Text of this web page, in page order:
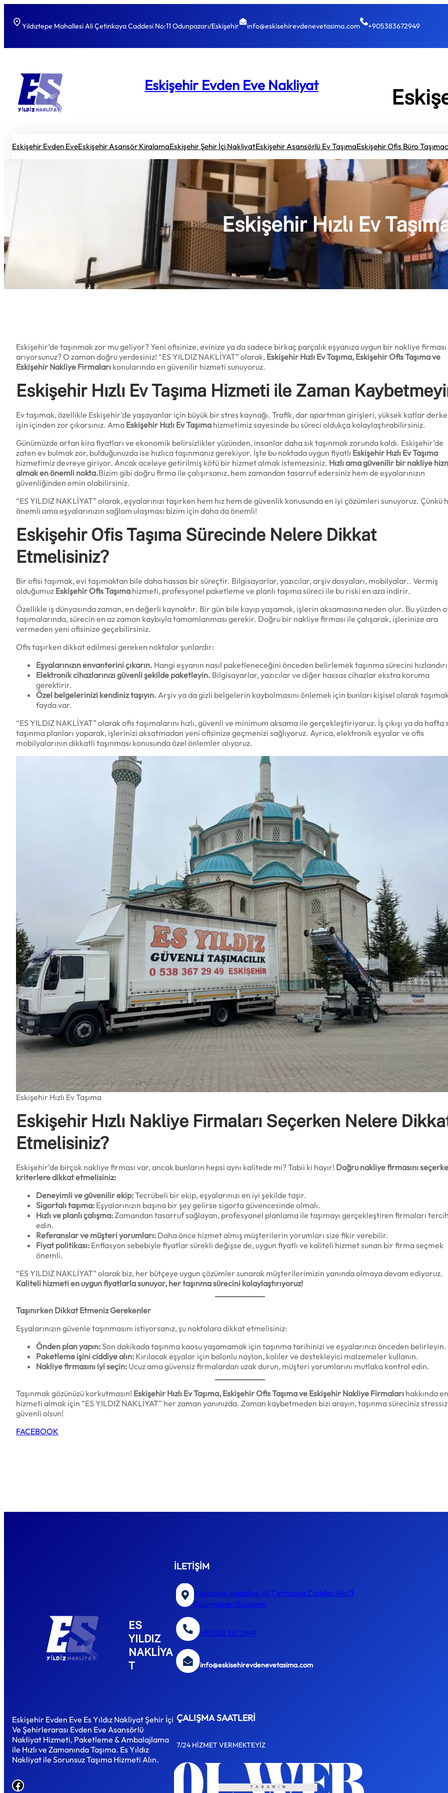
Yıldıztepe Mahallesi Ali Çetinkaya Caddesi No:11 Odunpazarı/Eskişehir info@eskisehirevdenevetasima.com +905383672949
Eskişehir Evden Eve Nakliyat
Eskişehir Evden EveEskişehir Asansör KiralamaEskişehir Şehir İçi NakliyatEskişehir Asansörlü Ev TaşımaEskişehir Ofis Büro
Eskişehir Hızlı Ev
Eskişehir’de taşınmak zor mu geliyor? Yeni ofisinize, evinize ya da sadece birkaç parçalık eşyanıza uygun bir nakliye firması
arıyorsunuz? O zaman doğru yerdesiniz! “ES YILDIZ NAKLİYAT” olarak, Eskişehir Hızlı Ev Taşıma, Eskişehir Ofis Taşıma ve
Eskişehir Nakliye Firmaları konularında en güvenilir hizmeti sunuyoruz.
Eskişehir Hızlı Ev Taşıma Hizmeti ile Zaman
Ev taşımak, özellikle Eskişehir’de yaşayanlar için büyük bir stres kaynağı. Trafik, dar apartman girişleri, yüksek katlar
işin içinden zor çıkarsınız. Ama Eskişehir Hızlı Ev Taşıma hizmetimiz sayesinde bu süreci oldukça kolaylaştırabilirsiniz.
Günümüzde artan kira fiyatları ve ekonomik belirsizlikler yüzünden, insanlar daha sık taşınmak zorunda kaldı. Eskişehir’de
zaten ev bulmak zor, bulduğunuzda ise hızlıca taşınmanız gerekiyor. İşte bu noktada uygun fiyatlı Eskişehir Hızlı Ev Taşıma
hizmetimiz devreye giriyor. Ancak aceleye getirilmiş kötü bir hizmet almak istemezsiniz. Hızlı ama güvenilir bir nakliye
almak en önemli nokta.Bizim gibi doğru firma ile çalışırsanız, hem zamandan tasarruf edersiniz hem de eşyalarınızın
güvenliğinden emin olabilirsiniz.
“ES YILDIZ NAKLİYAT” olarak, eşyalarınızı taşırken hem hız hem de güvenlik konusunda en iyi çözümleri sunuyoruz. Çünkü
önemli ama eşyalarınızın sağlam ulaşması bizim için daha da önemli!
Eskişehir Ofis Taşıma Sürecinde Nelere Dikkat
Etmelisiniz?
Bir ofisi taşımak, evi taşımaktan bile daha hassas bir süreçtir. Bilgisayarlar, yazıcılar, arşiv dosyaları, mobilyalar.. Vermiş
olduğumuz Eskişehir Ofis Taşıma hizmeti, profesyonel paketleme ve planlı taşıma süreci ile bu riski en aza indirir.
Özellikle iş dünyasında zaman, en değerli kaynaktır. Bir gün bile kayıp yaşamak, işlerin aksamasına neden olur. Bu yüzden
taşımalarında, sürecin en az zaman kaybıyla tamamlanması gerekir. Doğru bir nakliye firması ile çalışarak, işlerinize ara
vermeden yeni ofisinize geçebilirsiniz.
Ofis taşırken dikkat edilmesi gereken noktalar şunlardır:
Eşyalarınızın envanterini çıkarın. Hangi eşyanın nasıl paketleneceğini önceden belirlemek taşınma sürecini
Elektronik cihazlarınızı güvenli şekilde paketleyin. Bilgisayarlar, yazıcılar ve diğer hassas cihazlar ekstra koruma
gerektirir.
Özel belgelerinizi kendiniz taşıyın. Arşiv ya da gizli belgelerin kaybolmasını önlemek için bunları kişisel olarak
fayda var.
“ES YILDIZ NAKLİYAT” olarak ofis taşımalarını hızlı, güvenli ve minimum aksama ile gerçekleştiriyoruz. İş çıkışı ya da hafta
taşınma planları yaparak, işlerinizi aksatmadan yeni ofisinize geçmenizi sağlıyoruz. Ayrıca, elektronik eşyalar ve ofis
mobilyalarının dikkatli taşınması konusunda özel önlemler alıyoruz.
Eskişehir Hızlı Ev Taşıma
Eskişehir Hızlı Nakliye Firmaları Seçerken Nelere
Etmelisiniz?
Eskişehir’de birçok nakliye firması var, ancak bunların hepsi aynı kalitede mi? Tabii ki hayır! Doğru nakliye firmasını
kriterlere dikkat etmelisiniz:
Deneyimli ve güvenilir ekip:Tecrübeli bir ekip, eşyalarınızı en iyi şekilde taşır.
Sigortalı taşıma: Eşyalarınızın başına bir şey gelirse sigorta güvencesinde olmalı.
Hızlı ve planlı çalışma: Zamandan tasarruf sağlayan, profesyonel planlama ile taşımayı gerçekleştiren firmaları tercih
edin.
Referanslar ve müşteri yorumları: Daha önce hizmet almış müşterilerin yorumları size fikir verebilir.
Fiyat politikası: Enflasyon sebebiyle fiyatlar sürekli değişse de, uygun fiyatlı ve kaliteli hizmet sunan bir firma seçmek
önemli.
“ES YILDIZ NAKLİYAT” olarak biz, her bütçeye uygun çözümler sunarak müşterilerimizin yanında olmaya devam ediyoruz.
Kaliteli hizmeti en uygun fiyatlarla sunuyor, her taşınma sürecini kolaylaştırıyoruz!
Taşınırken Dikkat Etmeniz Gerekenler
Eşyalarınızın güvenle taşınmasını istiyorsanız, şu noktalara dikkat etmelisiniz:
Önden plan yapın:Son dakikada taşınma kaosu yaşamamak için taşınma tarihinizi ve eşyalarınızı önceden belirleyin.
Paketleme işini ciddiye alın: Kırılacak eşyalar için balonlu naylon, koliler ve destekleyici malzemeler kullanın.
Nakliye firmasını iyi seçin: Ucuz ama güvensiz firmalardan uzak durun, müşteri yorumlarını mutlaka kontrol edin.
Taşınmak gözünüzü korkutmasın! Eskişehir Hızlı Ev Taşıma, Eskişehir Ofis Taşıma ve Eskişehir Nakliye Firmaları hakkında
hizmeti almak için “ES YILDIZ NAKLİYAT” her zaman yanınızda. Zaman kaybetmeden bizi arayın, taşınma süreciniz
güvenli olsun!
FACEBOOK
ES
YILDIZ
NAKLİYA
T
Eskişehir Evden Eve Es Yıldız Nakliyat Şehir İçi
Ve Şehirlerarası Evden Eve Asansörlü
Nakliyat Hizmeti, Paketleme & Ambalajlama
ile Hızlı ve Zamanında Taşıma. Es Yıldız
Nakliyat ile Sorunsuz Taşıma Hizmeti Alın.
Facebook
İLETİŞİM
Yıldıztepe Mahallesi Ali Çetinkaya Caddesi No:11
Odunpazarı/Eskişehir
+90 538 367 2949
info@eskisehirevdenevetasima.com
ÇALIŞMA SAATLERİ
7/24 HİZMET VERMEKTEYİZ